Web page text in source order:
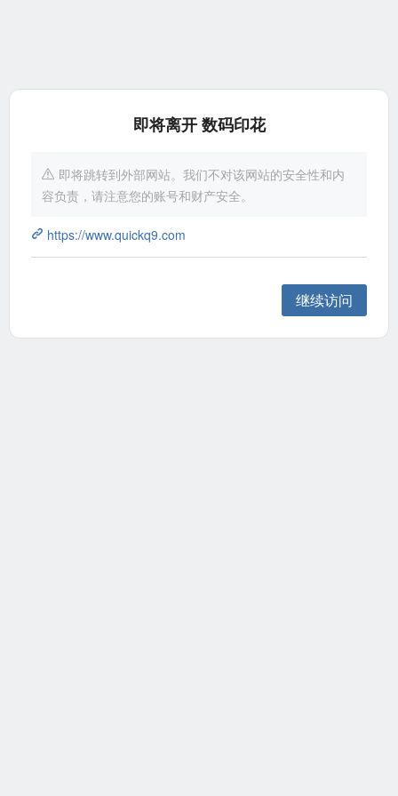
即将离开 数码印花
即将跳转到外部网站。我们不对该网站的安全性和内
容负责，请注意您的账号和财产安全。
https://www.quickq9.com
继续访问